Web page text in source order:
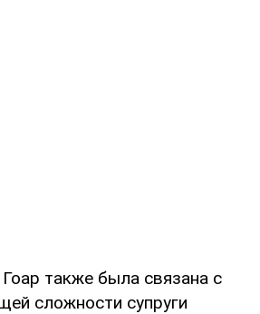
также была связана с
сложности супруги